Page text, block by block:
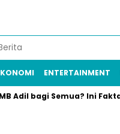
ENTERTAINMENT
Semua? Ini Faktanya!